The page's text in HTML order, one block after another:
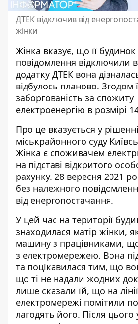
ДТЕК відключив від
жінки
Жінка вказує, що її будинок
повідомлення відключили
додатку ДТЕК вона
відбулось планово. Згодом
заборгованість за спожиту
електроенергію в розмірі
Про це вказується у
міськрайонного суду
Жінка є споживачем
на підставі відкритого
рахунку. 28 вересня 2021
без належного
від енергопостачання.
У цей час на території
знаходилася матір жінки,
машину з працівниками,
з електромережею. Вона
та поцікавилася тим, що
що ті не надали жодних
лише сказали їй, що на лінії
електромережі помітили
лагодять його. Після цього